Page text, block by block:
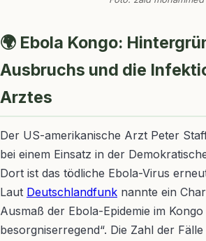
🌍 Ebola Kongo:
Ausbruchs und die
Arztes
Der US-amerikanische Arzt Peter
bei einem Einsatz in der
Dort ist das tödliche Ebola-Virus
Laut Deutschlandfunk nannte ein
Ausmaß der Ebola-Epidemie im Kongo
besorgniserregend“. Die Zahl der